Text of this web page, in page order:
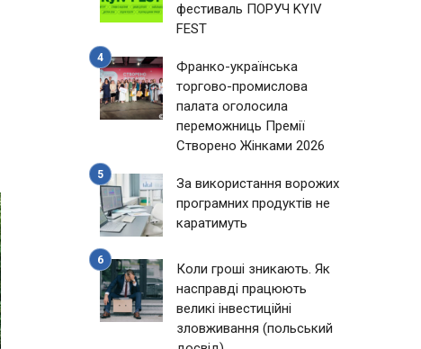
фестиваль ПОРУЧ KYIV
FEST
Франко-українська
торгово-промислова
палата оголосила
переможниць Премії
Створено Жінками 2026
За використання ворожих
програмних продуктів не
каратимуть
Коли гроші зникають. Як
насправді працюють
великі інвестиційні
зловживання (польський